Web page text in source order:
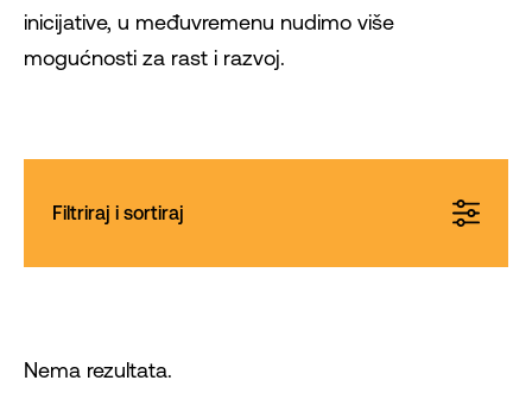
inicijative, u međuvremenu nudimo više
mogućnosti za rast i razvoj.
Filtriraj i sortiraj
Nema rezultata.